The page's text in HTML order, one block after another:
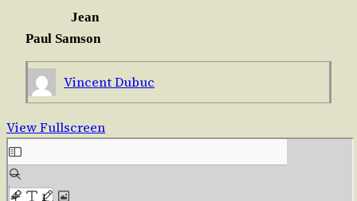
Jean
Paul Samson
Vincent Dubuc
View Fullscreen